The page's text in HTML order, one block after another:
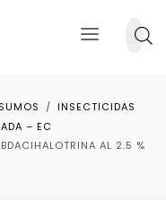
INSECTICIDAS
– EC
AL 2.5 %